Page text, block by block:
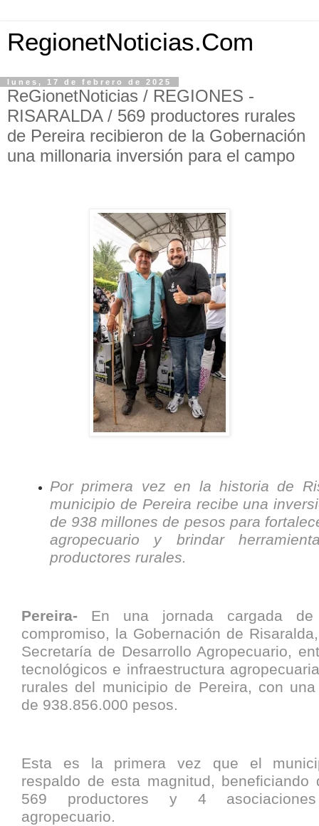
RegionetNoticias.Com
lunes, 17 de febrero de 2025
ReGionetNoticias / REGIONES -
RISARALDA / 569 productores rurales
de Pereira recibieron de la Gobernación
una millonaria inversión para el campo
Por primera vez en la historia de
municipio de Pereira recibe una
de 938 millones de pesos para
agropecuario y brindar
productores rurales.
Pereira- En una jornada cargada de
compromiso, la Gobernación de
Secretaría de Desarrollo Agropecuario,
tecnológicos e infraestructura
rurales del municipio de Pereira, con
de 938.856.000 pesos.
Esta es la primera vez que el
respaldo de esta magnitud, beneficiando
569 productores y 4
agropecuario.